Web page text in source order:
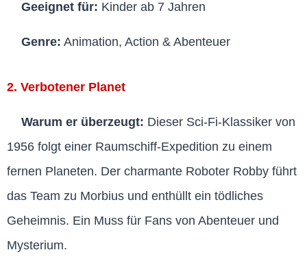
Geeignet für: Kinder ab 7 Jahren
Genre: Animation, Action & Abenteuer
2. Verbotener Planet
Warum er überzeugt: Dieser Sci-Fi-Klassiker von
1956 folgt einer Raumschiff-Expedition zu einem
fernen Planeten. Der charmante Roboter Robby führt
das Team zu Morbius und enthüllt ein tödliches
Geheimnis. Ein Muss für Fans von Abenteuer und
Mysterium.